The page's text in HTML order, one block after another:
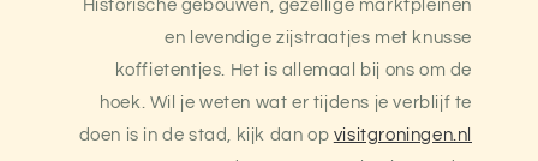
Historische gebouwen, gezellige marktpleinen
en levendige zijstraatjes met knusse
koffietentjes. Het is allemaal bij ons om de
hoek. Wil je weten wat er tijdens je verblijf te
doen is in de stad, kijk dan op visitgroningen.nl